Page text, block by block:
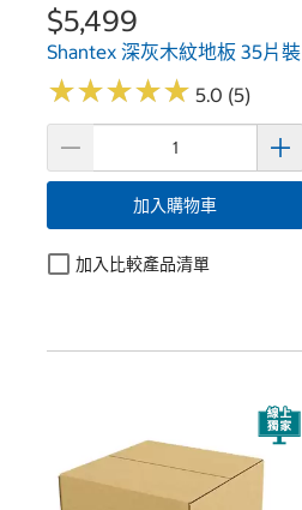
$5,499
Shantex 深灰木紋地板 35片裝
★★★★★
★★★★★ 5.0 (5)
加入購物車
加入比較產品清單